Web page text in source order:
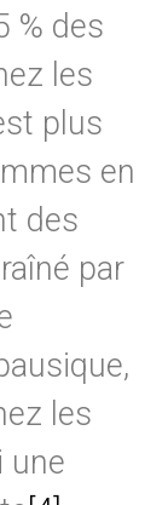
% des
les
plus
en
des
par
les
une